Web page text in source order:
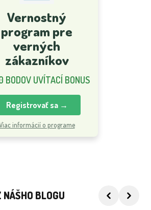
Vernostný
program pre
verných
zákazníkov
BODOV UVÍTACÍ BONUS
Registrovať sa →
informácií o programe
BLOGU